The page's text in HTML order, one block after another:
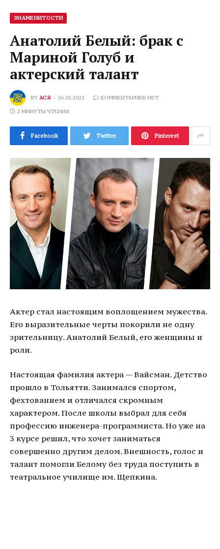
ЗНАМЕНИТОСТИ
Анатолий Белый: брак с
Мариной Голуб и
актерский талант
BY АСЯ 26.02.2022 КОММЕНТАРИЕВ НЕТ
2 МИНУТЫ ЧТЕНИЯ
Facebook Twitter Pinterest
Актер стал настоящим воплощением мужества.
Его выразительные черты покорили не одну
зрительницу. Анатолий Белый, его женщины и
роли.
Настоящая фамилия актера — Вайсман. Детство
прошло в Тольятти. Занимался спортом,
фехтованием и отличался скромным
характером. После школы выбрал для себя
профессию инженера-программиста. Но уже на
3 курсе решил, что хочет заниматься
совершенно другим делом. Внешность, голос и
талант помогли Белому без труда поступить в
театральное училище им. Щепкина.